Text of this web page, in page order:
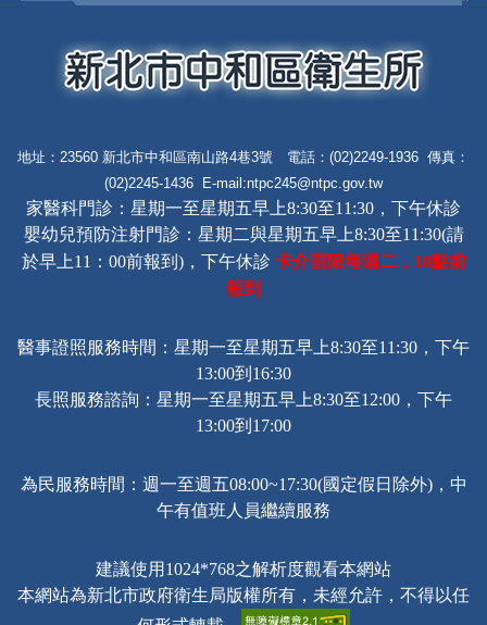
地址：23560 新北市中和區南山路4巷3號 電話：(02)2249-1936 傳真：
(02)2245-1436 E-mail:ntpc245@ntpc.gov.tw
家醫科門診：星期一至星期五早上8:30至11:30，下午休診
嬰幼兒預防注射門診：星期二與星期五早上8:30至11:30(請
於早上11：00前報到)，下午休診 卡介苗限每週二， 10點前
報到
醫事證照服務時間：星期一至星期五早上8:30至11:30，下午
13:00到16:30
長照服務諮詢 ：星期一至星期五早上8:30至12:00，下午
13:00到17:00
為民服務時間：週一至週五08:00~17:30(國定假日除外)，中
午有值班人員繼續服務
建議使用1024*768之解析度觀看本網站
本網站為新北市政府衛生局版權所有，未經允許，不得以任